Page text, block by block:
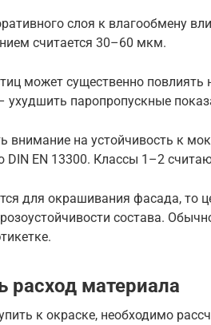
слоя к влагообмену
считается 30–60 мкм.
может существенно повлиять
ухудшить паропропускные
внимание на устойчивость к
DIN EN 13300. Классы 1–2
для окрашивания фасада, то
состава.
расход материала
к окраске, необходимо